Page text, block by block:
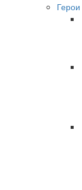
Герои